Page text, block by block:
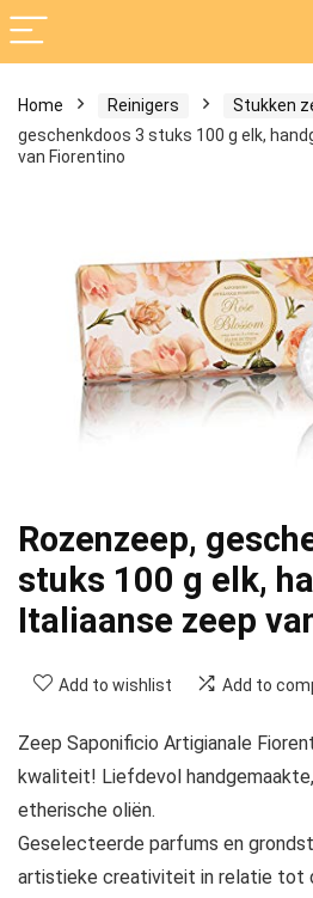
Home Reinigers Stukken
geschenkdoos 3 stuks 100 g elk,
van Fiorentino
Rozenzeep,
stuks 100 g elk,
Italiaanse zeep
Add to wishlist Add to
Zeep Saponificio Artigianale
kwaliteit! Liefdevol
etherische oliën.
Geselecteerde parfums en
artistieke creativiteit in relatie tot